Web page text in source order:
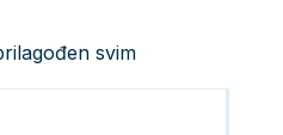
svim